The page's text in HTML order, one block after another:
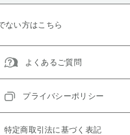
ない方はこちら
よくあるご質問
プライバシーポリシー
特定商取引法に基づく表記